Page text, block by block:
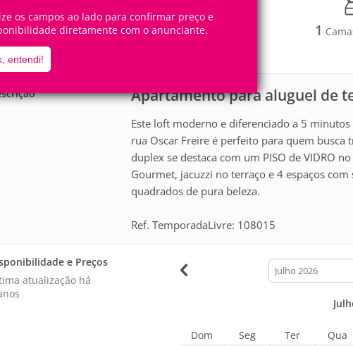
os campos ao lado para confirmar preço e
diretamente com o anunciante.
entendi!
2Pessoas 2Quartos 1
Apartamento para aluguel de
Este loft moderno e diferenciado a 5
rua Oscar Freire é perfeito para quem
duplex se destaca com um PISO de VIDRO
Gourmet, jacuzzi no terraço e 4 espaços
quadrados de pura beleza.
Ref. TemporadaLivre: 108015
e Preços
atualização há
calendar-
month
Dom Seg Ter Qua